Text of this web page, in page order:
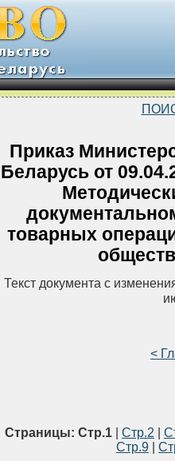
Приказ
Беларусь от
товарных
Текст документа с
<
Страницы: Стр.1 Стр.2
Стр.9